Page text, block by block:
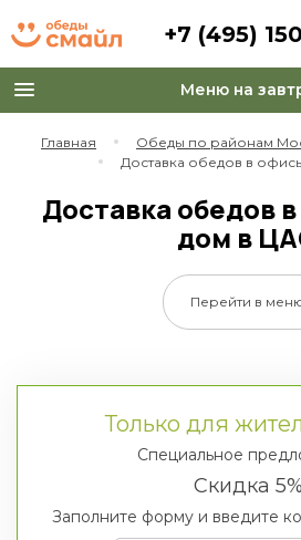
+7 (495)
Toggle
navigation
Меню на
Главная
Обеды по районам
Доставка обедов в
Доставка обедов
дом в
Перейти в
Только для
Специальное
Скидка 5%
Заполните форму и введите